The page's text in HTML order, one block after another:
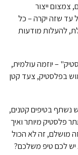
צמצום ייצור
עד שזה יקרה – כל
להעלות מודעות
– יוזמה עולמית,
בפלסטיק, צעד קטן
נשתף בטיפים קטנים,
פלסטיק מיותר ואיך
מושלם, זה לא הכול
לכם טיפ משלכם?